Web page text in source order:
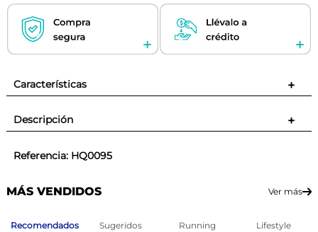
Características +
Descripción +
Referencia: HQ0095
MÁS VENDIDOS Ver más
Recomendados Sugeridos Running Lifestyle